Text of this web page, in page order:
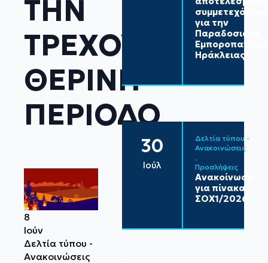
ΤΗΝ
ΤΡΕΧΟΥΣΑ
ΘΕΡΙΝΗ
ΠΕΡΙΟΔΟ
8
Ιούν
Δελτία τύπου -
Ανακοινώσεις
για την
Παραδοσιακή
Ηράκλειας
30
Ιούλ
Δελτία τύπου -
Ανακοινώσεις
Προσλήψεις
Ανακοίνωση
για πίνακα
ΣΟΧ1/2026